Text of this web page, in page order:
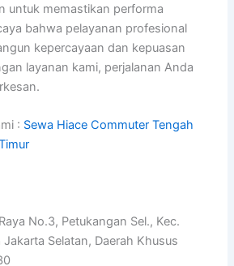
untuk memastikan performa
bahwa pelayanan profesional
kepercayaan dan kepuasan
layanan kami, perjalanan Anda
: Sewa Hiace Commuter Tengah
No.3, Petukangan Sel., Kec.
Selatan, Daerah Khusus